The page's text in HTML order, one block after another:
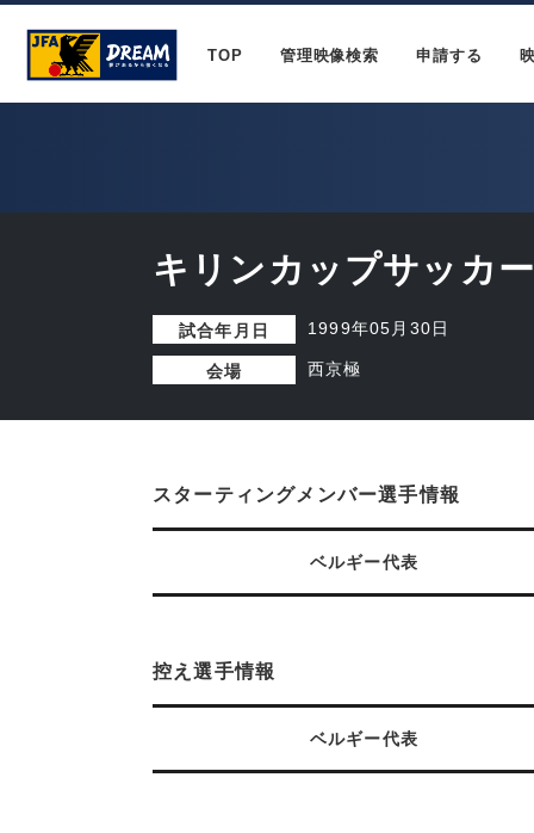
TOP 管理映像検索 申請する
キリンカップサッカ
試合年月日 1999年05月30日
会場 西京極
スターティングメンバー選手情報
ベルギー代表
控え選手情報
ベルギー代表